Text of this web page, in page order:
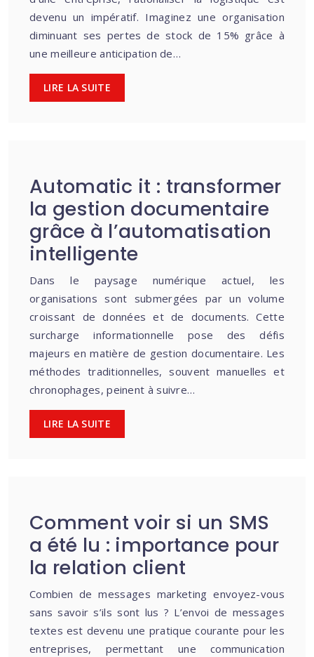
devenu un impératif. Imaginez une organisation
diminuant ses pertes de stock de 15% grâce à
une meilleure anticipation de…
LIRE LA SUITE
Automatic it : transformer
la gestion documentaire
grâce à l’automatisation
intelligente
Dans le paysage numérique actuel, les
organisations sont submergées par un volume
croissant de données et de documents. Cette
surcharge informationnelle pose des défis
majeurs en matière de gestion documentaire. Les
méthodes traditionnelles, souvent manuelles et
chronophages, peinent à suivre…
LIRE LA SUITE
Comment voir si un SMS
a été lu : importance pour
la relation client
Combien de messages marketing envoyez-vous
sans savoir s’ils sont lus ? L’envoi de messages
textes est devenu une pratique courante pour les
entreprises, permettant une communication